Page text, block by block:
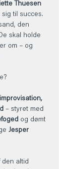
Thuesen
til succes.
den
skal holde
om – og
improvisation,
– styret med
og dømt
Jesper
den altid